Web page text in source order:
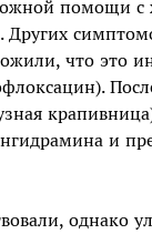
помощи
что это
и
однако